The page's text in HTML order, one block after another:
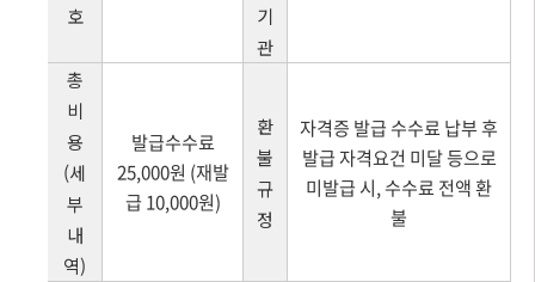
호
기
관
총
비
용
(세
부
내
역)
발급수수료
25,000원 (재발
급 10,000원)
환
불
규
정
자격증 발급 수수료 납부 후
발급 자격요건 미달 등으로
미발급 시, 수수료 전액 환
불